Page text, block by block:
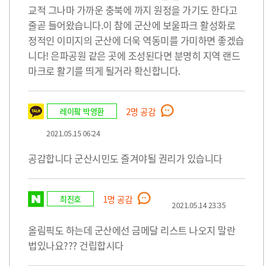
교적 그나마 가까운 충북에 까지 원정을 가기도 한다고
줄곧 들어왔습니다.이 참에 군산에 보울파크 활성화로
정적인 이미지의 군산에 더욱 역동미를 가미하면 좋겠습
니다! 은파공원 같은 곳에 조성된다면 분명히 지역 랜드
마크로 활기를 띄게 될거라 확신합니다.
레이팤 박영환 2명 공감
2021.05.15 06:24
공감합니다 군산시민도 즐겨야될 권리가 있습니다
최진호 1명 공감 2021.05.14 23:35
올림픽도 하는데 군산에선 금메달 리스트 나오지 말란
법있나요??? 건립합시다